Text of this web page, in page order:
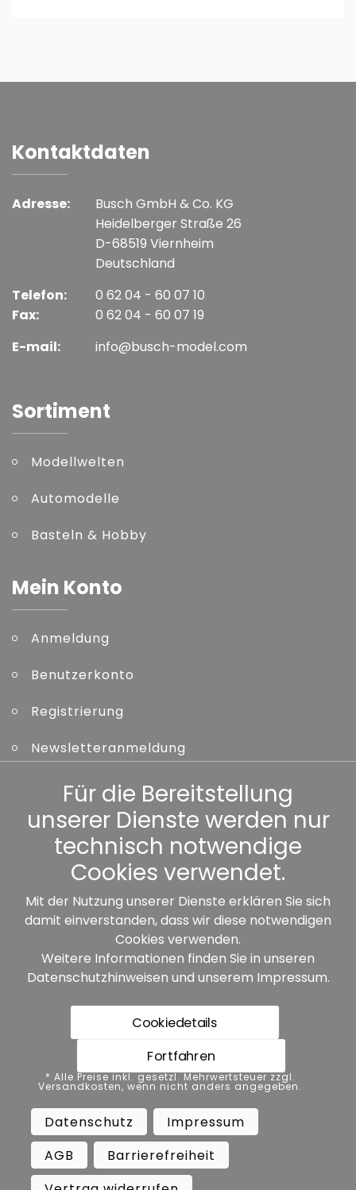
Kontaktdaten
Adresse:
Busch GmbH & Co. KG
Heidelberger Straße 26
D-68519 Viernheim
Deutschland
Telefon:
Fax:
0 62 04 - 60 07 10
0 62 04 - 60 07 19
E-mail:
info@busch-model.com
Sortiment
Modellwelten
Automodelle
Basteln & Hobby
Mein Konto
Anmeldung
Benutzerkonto
Registrierung
Newsletteranmeldung
Kennwort vergessen
Sonstiges
Unsere Partner:
* Alle Preise inkl. gesetzl. Mehrwertsteuer zzgl.
Versandkosten, wenn nicht anders angegeben.
Datenschutz Impressum
Barrierefreiheit
Vertrag widerrufen
Widerrufsbelehrung
Für die Bereitstellung
unserer Dienste werden nur
technisch notwendige
Cookies verwendet.
Mit der Nutzung unserer Dienste erklären Sie sich
damit einverstanden, dass wir diese notwendigen
Cookies verwenden.
Weitere Informationen finden Sie in unseren
Datenschutzhinweisen und unserem Impressum.
Cookiedetails
Fortfahren
* Alle Preise inkl. gesetzl. Mehrwertsteuer zzgl.
Versandkosten, wenn nicht anders angegeben.
Datenschutz
Impressum
AGB
Barrierefreiheit